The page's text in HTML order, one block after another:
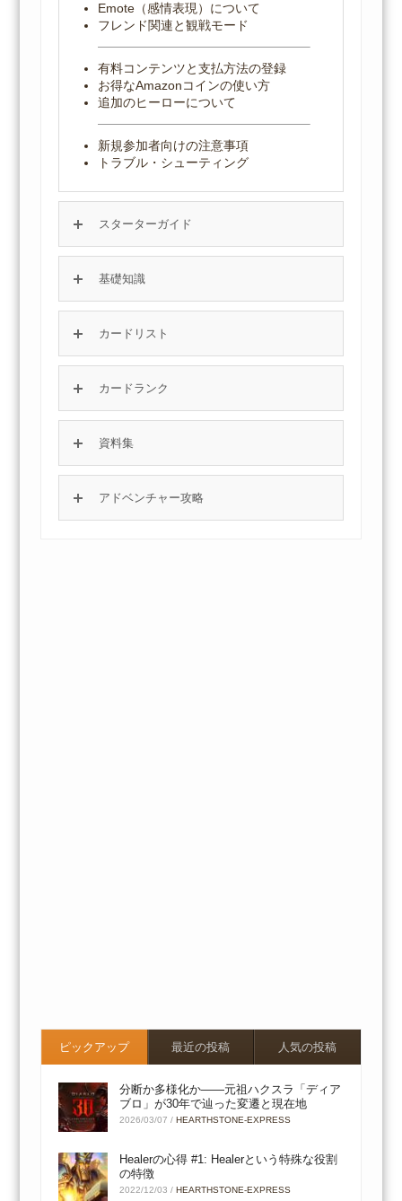
Emote（感情表現）について
フレンド関連と観戦モード
有料コンテンツと支払方法の登録
お得なAmazonコインの使い方
追加のヒーローについて
新規参加者向けの注意事項
トラブル・シューティング
スターターガイド
基礎知識
カードリスト
カードランク
資料集
アドベンチャー攻略
ピックアップ 最近の投稿 人気の投稿
分断か多様化か――元祖ハクスラ「ディア
ブロ」が30年で辿った変遷と現在地
2026/03/07 /HEARTHSTONE-EXPRESS
Healerの心得 #1: Healerという特殊な役割
の特徴
2022/12/03 /HEARTHSTONE-EXPRESS